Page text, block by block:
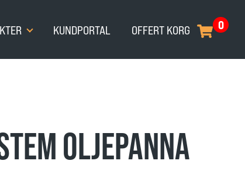
KUNDPORTAL 0
OFFERT KORG
OLJEPANNA